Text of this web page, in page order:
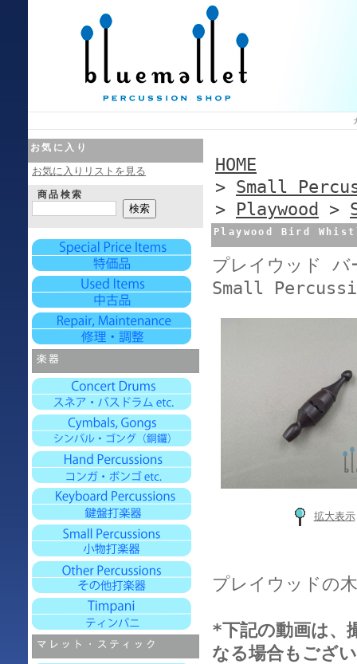
お気に入り
お気に入りリストを見る
商品検索
HOME
> Small
> Playwood >
Playwood Bird
プレイウッド バ
Small
拡大表示
プレイウッドの
*下記の動画は、
なる場合もござ